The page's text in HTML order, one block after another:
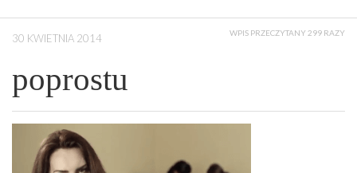
30 KWIETNIA 2014 WPIS PRZECZYTANY 299 RAZY
poprostu